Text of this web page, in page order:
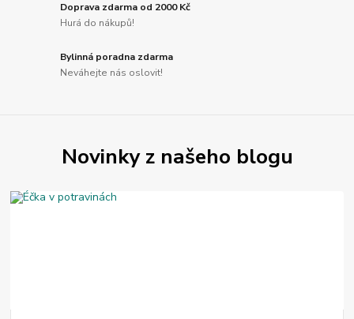
Doprava zdarma od 2000 Kč
Hurá do nákupů!
Bylinná poradna zdarma
Neváhejte nás oslovit!
Novinky z našeho blogu